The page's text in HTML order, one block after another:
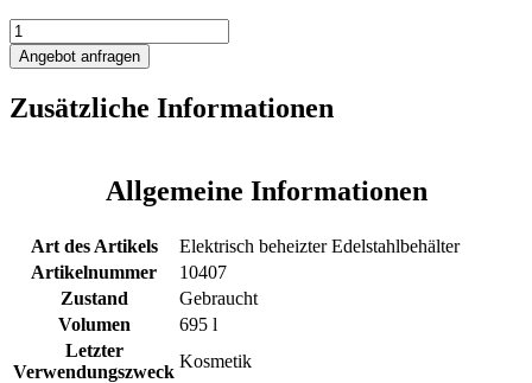
695L
Elektrisch
beheizbarer
Menge
Angebot anfragen
Zusätzliche Informationen
Allgemeine Informationen
Art des Artikels
Elektrisch beheizter Edelstahlbehälter
Artikelnummer
10407
Zustand
Gebraucht
Volumen
695 l
Letzter
Verwendungszweck
Kosmetik